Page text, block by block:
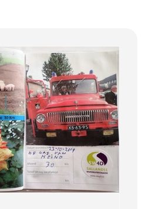
Wandeltochten
tochten
Wandelingen
Wandelingen